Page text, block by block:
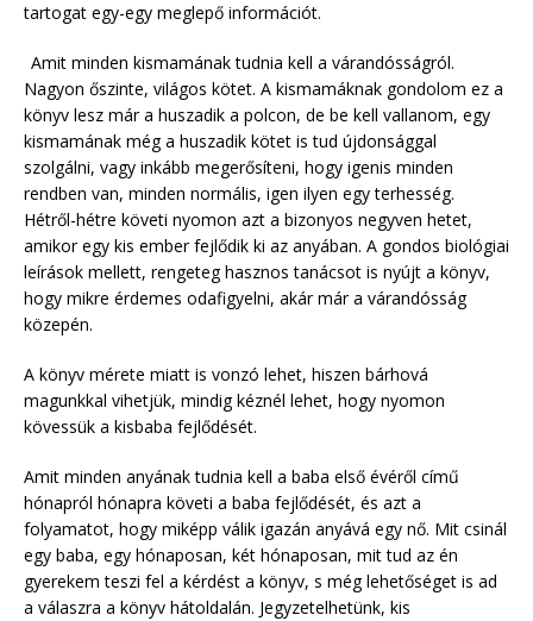
tartogat egy-egy meglepő információt.
Amit minden kismamának tudnia kell a várandósságról.
Nagyon őszinte, világos kötet. A kismamáknak gondolom ez a
könyv lesz már a huszadik a polcon, de be kell vallanom, egy
kismamának még a huszadik kötet is tud újdonsággal
szolgálni, vagy inkább megerősíteni, hogy igenis minden
rendben van, minden normális, igen ilyen egy terhesség.
Hétről-hétre követi nyomon azt a bizonyos negyven hetet,
amikor egy kis ember fejlődik ki az anyában. A gondos biológiai
leírások mellett, rengeteg hasznos tanácsot is nyújt a könyv,
hogy mikre érdemes odafigyelni, akár már a várandósság
közepén.
A könyv mérete miatt is vonzó lehet, hiszen bárhová
magunkkal vihetjük, mindig kéznél lehet, hogy nyomon
kövessük a kisbaba fejlődését.
Amit minden anyának tudnia kell a baba első évéről című
hónapról hónapra követi a baba fejlődését, és azt a
folyamatot, hogy miképp válik igazán anyává egy nő. Mit csinál
egy baba, egy hónaposan, két hónaposan, mit tud az én
gyerekem teszi fel a kérdést a könyv, s még lehetőséget is ad
a válaszra a könyv hátoldalán. Jegyzetelhetünk, kis